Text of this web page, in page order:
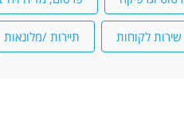
שירות לקוחות תיירות /מלונאות